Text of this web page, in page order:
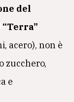
del
acero), non è
zucchero,
e